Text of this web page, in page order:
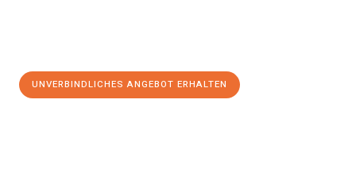
UNVERBINDLICHES ANGEBOT ERHALTEN